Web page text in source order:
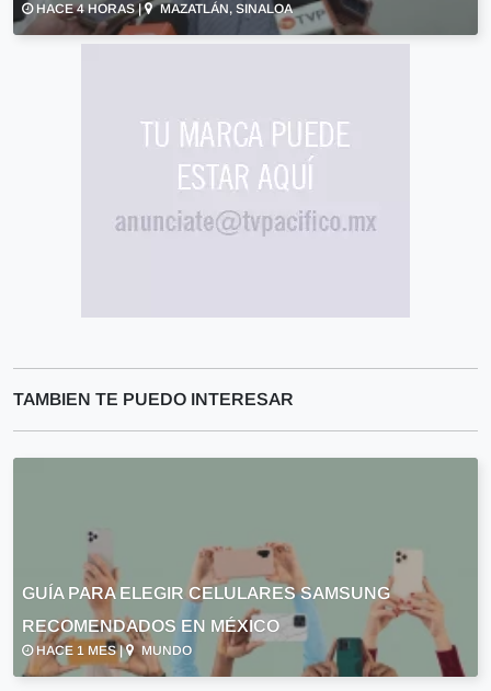
HACE 4 HORAS | MAZATLÁN, SINALOA
TAMBIEN TE PUEDO INTERESAR
GUÍA PARA ELEGIR CELULARES SAMSUNG
RECOMENDADOS EN MÉXICO
HACE 1 MES | MUNDO